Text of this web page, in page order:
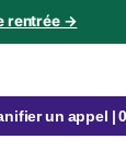
rentrée →
un appel |